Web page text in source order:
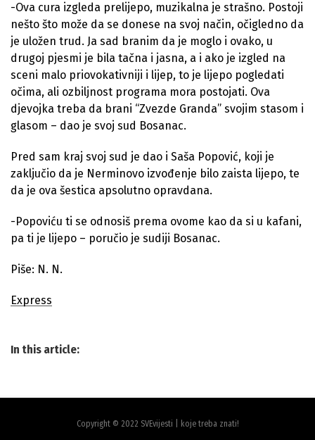
-Ova cura izgleda prelijepo, muzikalna je strašno. Postoji
nešto što može da se donese na svoj način, očigledno da
je uložen trud. Ja sad branim da je moglo i ovako, u
drugoj pjesmi je bila tačna i jasna, a i ako je izgled na
sceni malo priovokativniji i lijep, to je lijepo pogledati
očima, ali ozbiljnost programa mora postojati. Ova
djevojka treba da brani “Zvezde Granda” svojim stasom i
glasom – dao je svoj sud Bosanac.
Pred sam kraj svoj sud je dao i Saša Popović, koji je
zaključio da je Nerminovo izvođenje bilo zaista lijepo, te
da je ova šestica apsolutno opravdana.
-Popoviću ti se odnosiš prema ovome kao da si u kafani,
pa ti je lijepo – poručio je sudiji Bosanac.
Piše: N. N.
Express
In this article:
Copyright © 2022 SVEvijesti | koje treba znati!